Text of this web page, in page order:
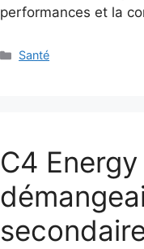
performances et la
Categories
Santé
C4